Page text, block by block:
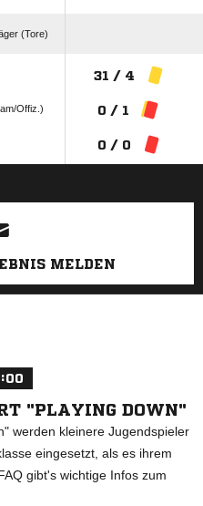
(Tore)
Offiz.)
31 / 4
0 / 1
0 / 0
MELDEN
"PLAYING DOWN"
werden kleinere Jugendspieler
eingesetzt, als es ihrem
gibt's wichtige Infos zum